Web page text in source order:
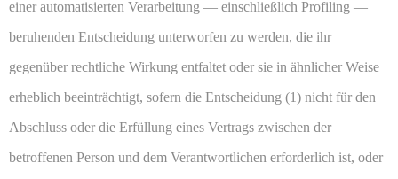
einer automatisierten Verarbeitung — einschließlich Profiling —
beruhenden Entscheidung unterworfen zu werden, die ihr
gegenüber rechtliche Wirkung entfaltet oder sie in ähnlicher Weise
erheblich beeinträchtigt, sofern die Entscheidung (1) nicht für den
Abschluss oder die Erfüllung eines Vertrags zwischen der
betroffenen Person und dem Verantwortlichen erforderlich ist, oder